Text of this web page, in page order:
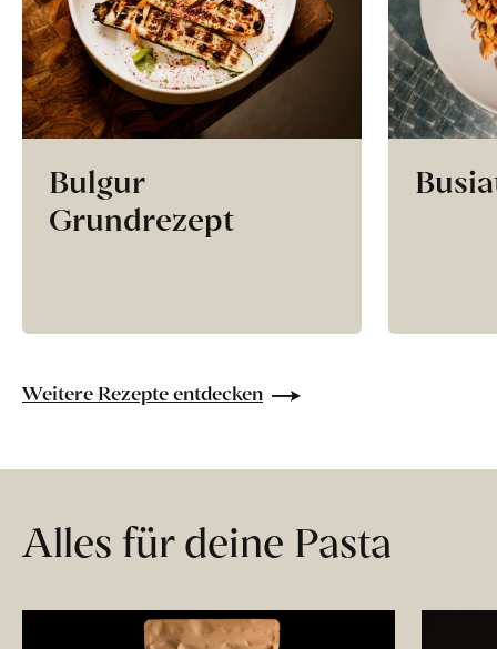
Bulgur
Grundrezept
Weitere Rezepte entdecken
Alles für deine Pasta